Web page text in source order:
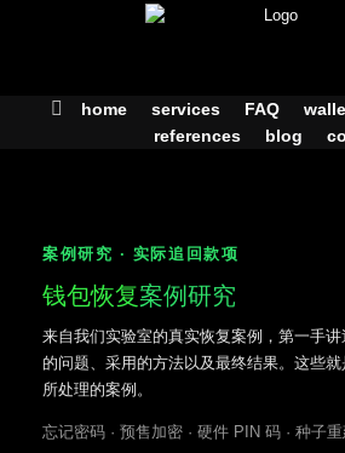
home services FAQ
references
blog
案例研究 · 实际追回款项
钱包恢复案例研究
来自我们实验室的真实恢复案例，第一手
的问题、采用的方法以及最终结果。这些
所处理的案例。
忘记密码 · 预售加密 · 硬件 PIN 码 · 种子